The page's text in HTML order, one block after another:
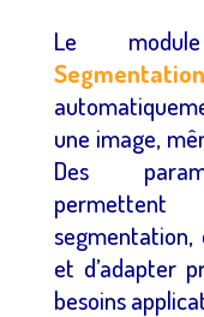
Le
Segmentation
une image,
Des
et d’adapter
besoins